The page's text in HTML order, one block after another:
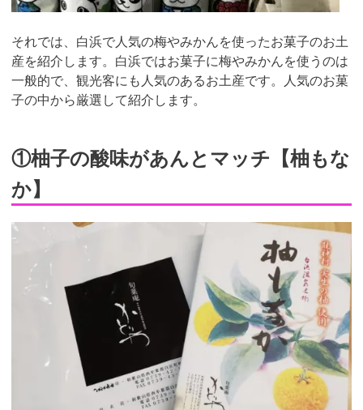
それでは、白浜で人気の梅やみかんを使ったお菓子のお土
産を紹介します。白浜ではお菓子に梅やみかんを使うのは
一般的で、観光客にも人気のあるお土産です。人気のお菓
子の中から厳選して紹介します。
①柚子の酸味があんとマッチ【柚もな
か】